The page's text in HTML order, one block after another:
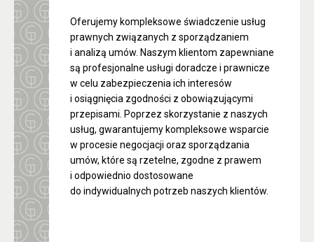
Oferujemy kompleksowe świadczenie usług
prawnych związanych z sporządzaniem
i analizą umów. Naszym klientom zapewniane
są profesjonalne usługi doradcze i prawnicze
w celu zabezpieczenia ich interesów
i osiągnięcia zgodności z obowiązującymi
przepisami. Poprzez skorzystanie z naszych
usług, gwarantujemy kompleksowe wsparcie
w procesie negocjacji oraz sporządzania
umów, które są rzetelne, zgodne z prawem
i odpowiednio dostosowane
do indywidualnych potrzeb naszych klientów.